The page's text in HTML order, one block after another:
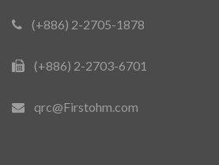
(+886) 2-2705-1878
(+886) 2-2703-6701
qrc@Firstohm.com